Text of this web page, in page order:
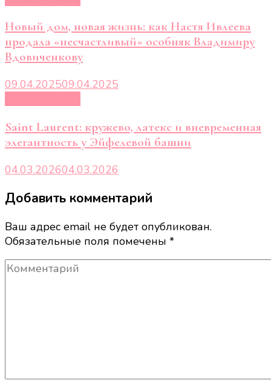
Новый дом, новая жизнь: как Настя Ивлеева
продала «несчастливый» особняк Владимиру
Вдовиченкову
09.04.202509.04.2025
Saint Laurent: кружево, латекс и вневременная
элегантность у Эйфелевой башни
04.03.202604.03.2026
Добавить комментарий
Ваш адрес email не будет опубликован.
Обязательные поля помечены *
Комментарий